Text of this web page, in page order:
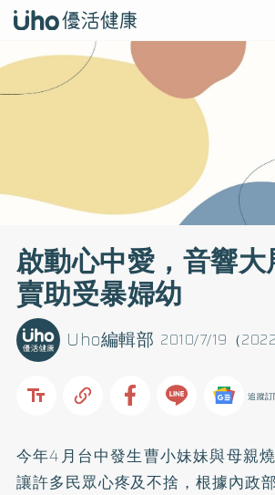
啟動心中愛，音響
賣助受暴婦幼
2010/7/19（
Uho編輯部
追蹤訂
今年4月台中發生曹小妹妹與母親
讓許多民眾心疼及不捨，根據內政